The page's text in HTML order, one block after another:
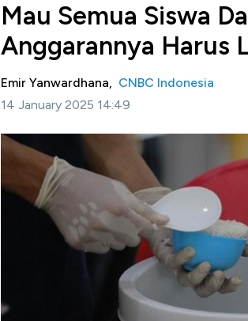
Mau Semua Siswa
Anggarannya Harus
Emir Yanwardhana, CNBC Indonesia
14 January 2025 14:49